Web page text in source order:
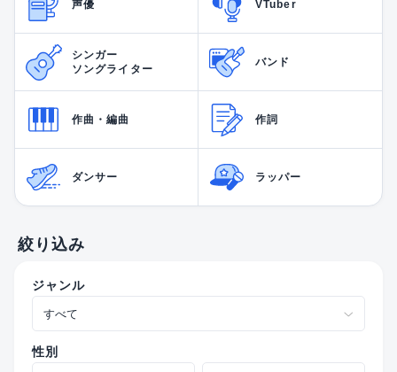
声優 VTuber
シンガー
ソングライター
バンド
作曲・編曲 作詞
ダンサー ラッパー
絞り込み
ジャンル
性別